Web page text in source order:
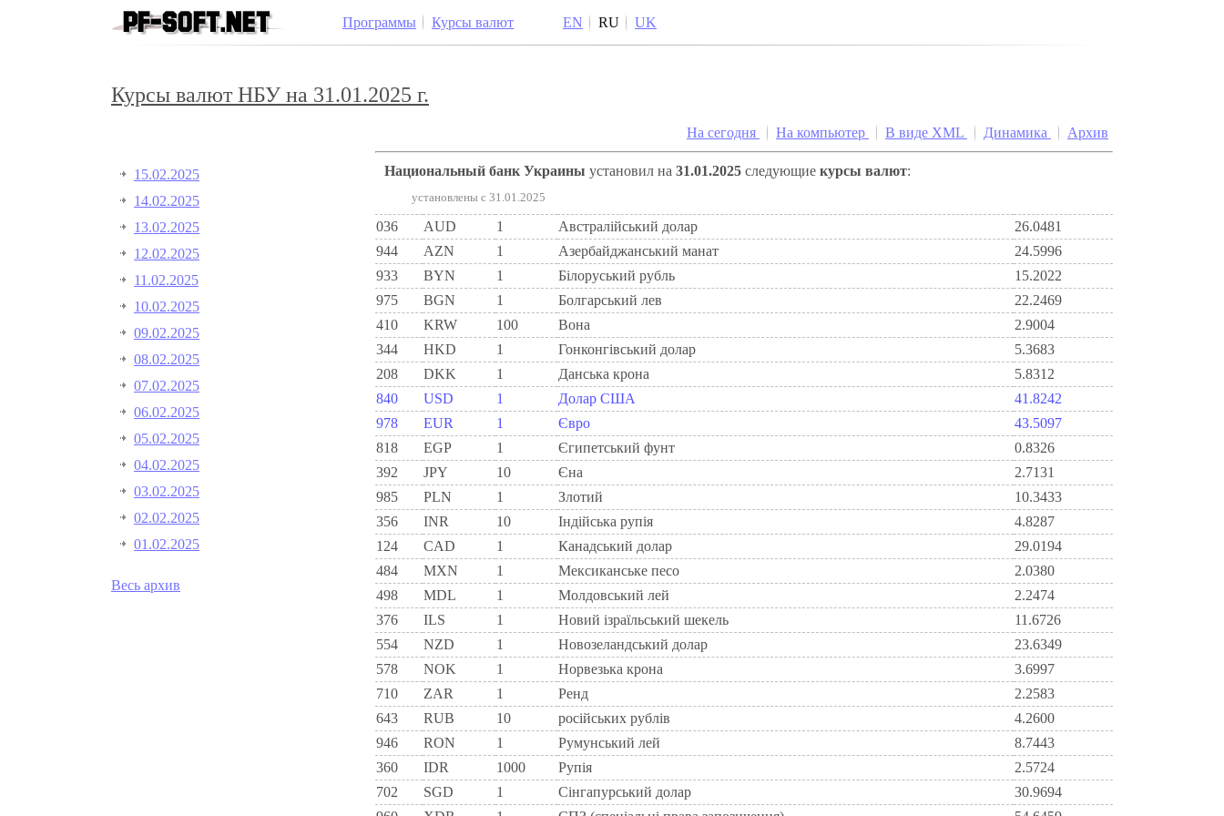
Программы Курсы валют EN RU UK
Курсы валют НБУ на 31.01.2025 г.
15.02.2025
14.02.2025
13.02.2025
12.02.2025
11.02.2025
10.02.2025
09.02.2025
08.02.2025
07.02.2025
06.02.2025
05.02.2025
04.02.2025
03.02.2025
02.02.2025
01.02.2025
Весь архив
На сегодня На компьютер В виде XML Динамика Архив
Национальный банк Украины установил на 31.01.2025 следующие курсы валют:
установлены c 31.01.2025
036 AUD 1 Австралійський долар
26.0481
944
AZN 1 Азербайджанський манат
24.5996
933
BYN 1 Бiлоруський рубль
15.2022
975
BGN 1 Болгарський лев
22.2469
410
KRW 100 Вона
2.9004
344
HKD 1 Гонконгівський долар
5.3683
208
DKK 1 Данська крона
5.8312
840
USD 1 Долар США
41.8242
978
EUR 1 Євро
43.5097
818
EGP 1 Єгипетський фунт
0.8326
392
JPY 10 Єна
2.7131
985
PLN 1 Злотий
10.3433
356
INR 10 Індійська рупія
4.8287
124
CAD 1 Канадський долар
29.0194
484
MXN 1 Мексиканське песо
2.0380
498
MDL 1 Молдовський лей
2.2474
376
ILS 1 Новий ізраїльський шекель
11.6726
554
NZD 1 Новозеландський долар
23.6349
578
NOK 1 Норвезька крона
3.6997
710
ZAR 1 Ренд
2.2583
643
RUB 10 російських рублів
4.2600
946
RON 1 Румунський лей
8.7443
360
IDR 1000 Рупія
2.5724
702
SGD 1 Сінгапурський долар
30.9694